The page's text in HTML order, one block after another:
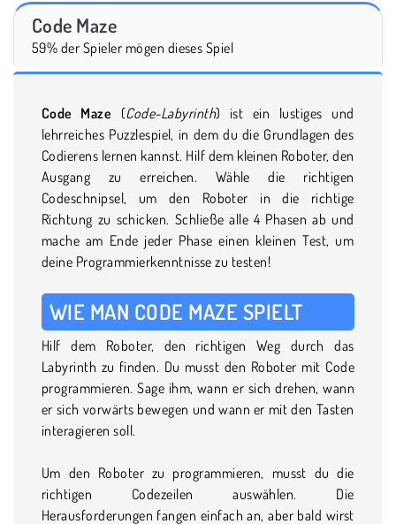
Code Maze
59% der Spieler mögen dieses Spiel
Code Maze (Code-Labyrinth) ist ein lustiges und
lehrreiches Puzzlespiel, in dem du die Grundlagen des
Codierens lernen kannst. Hilf dem kleinen Roboter, den
Ausgang zu erreichen. Wähle die richtigen
Codeschnipsel, um den Roboter in die richtige
Richtung zu schicken. Schließe alle 4 Phasen ab und
mache am Ende jeder Phase einen kleinen Test, um
deine Programmierkenntnisse zu testen!
WIE MAN CODE MAZE SPIELT
Hilf dem Roboter, den richtigen Weg durch das
Labyrinth zu finden. Du musst den Roboter mit Code
programmieren. Sage ihm, wann er sich drehen, wann
er sich vorwärts bewegen und wann er mit den Tasten
interagieren soll.
Um den Roboter zu programmieren, musst du die
richtigen Codezeilen auswählen. Die
Herausforderungen fangen einfach an, aber bald wirst